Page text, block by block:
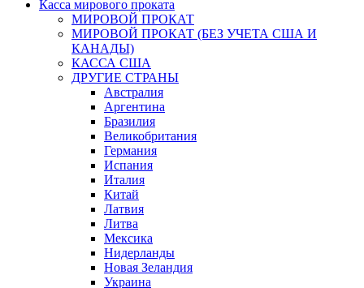
Касса мирового проката
МИРОВОЙ ПРОКАТ
МИРОВОЙ ПРОКАТ (БЕЗ УЧЕТА США И
КАНАДЫ)
КАССА США
ДРУГИЕ СТРАНЫ
Австралия
Аргентина
Бразилия
Великобритания
Германия
Испания
Италия
Китай
Латвия
Литва
Мексика
Нидерланды
Новая Зеландия
Украина